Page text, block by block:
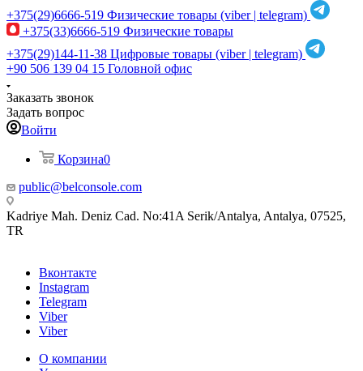
+375(29)6666-519 Физические товары (viber | telegram)
+375(33)6666-519 Физические товары
+375(29)144-11-38 Цифровые товары (viber | telegram)
+90 506 139 04 15 Головной офис
Заказать звонок
Задать вопрос
Войти
Корзина0
public@belconsole.com
Kadriye Mah. Deniz Cad. No:41A Serik/Antalya, Antalya, 07525,
TR
Вконтакте
Instagram
Telegram
Viber
Viber
О компании